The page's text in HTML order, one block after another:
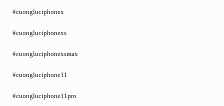
#cuongluciphonex
#cuongluciphonexs
#cuongluciphonexsmax
#cuongluciphone11
#cuongluciphone11pro